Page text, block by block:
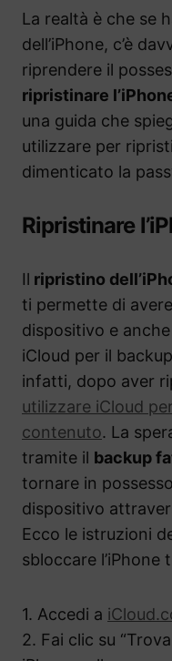
La realtà è che se
dell’iPhone, c’è
riprendere il
ripristinare
una guida che
utilizzare per
dimenticato la
Ripristinare
Il ripristino
ti permette di
dispositivo e
iCloud per il
infatti, dopo aver
utilizzare iCloud
contenuto. La
tramite il backup
tornare in
dispositivo
Ecco le istruzioni
sbloccare l’iPhone
1. Accedi a
2. Fai clic su